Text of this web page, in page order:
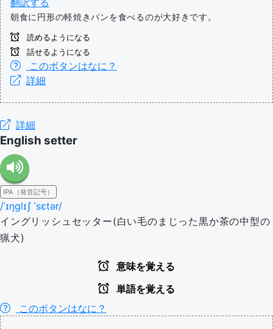
翻訳する
朝食に円形の軽焼きパンを食べるのが大好きです。
読めるようになる
話せるようになる
このボタンはなに？
詳細
詳細
English setter
IPA（発音記号）
/ˈɪŋɡlɪʃ ˈsɛtər/
イングリッシュセッター(白い毛のまじった黒か茶の中型の
猟犬)
意味を覚える
単語を覚える
このボタンはなに？